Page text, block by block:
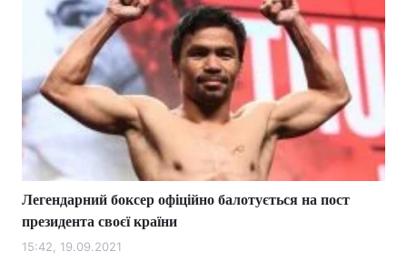
Легендарний боксер офіційно балотується на пост
президента своєї країни
15:42, 19.09.2021